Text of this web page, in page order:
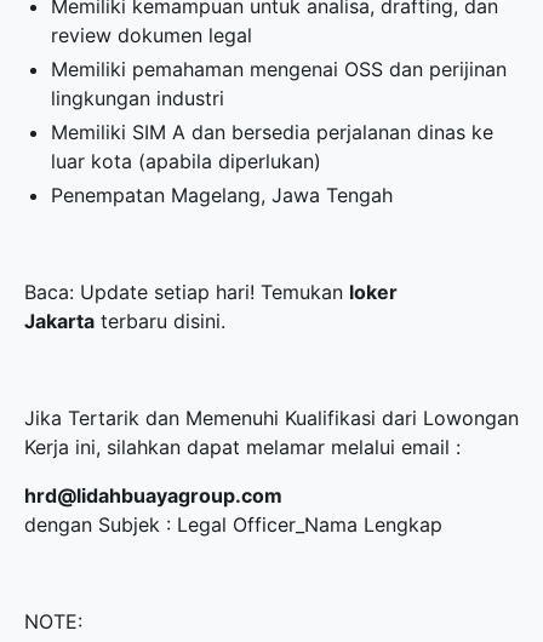
Memiliki kemampuan untuk analisa, drafting, dan
review dokumen legal
Memiliki pemahaman mengenai OSS dan perijinan
lingkungan industri
Memiliki SIM A dan bersedia perjalanan dinas ke
luar kota (apabila diperlukan)
Penempatan Magelang, Jawa Tengah
Baca: Update setiap hari! Temukan loker
Jakarta terbaru disini.
Jika Tertarik dan Memenuhi Kualifikasi dari Lowongan
Kerja ini, silahkan dapat melamar melalui email :
hrd@lidahbuayagroup.com
dengan Subjek : Legal Officer_Nama Lengkap
NOTE: